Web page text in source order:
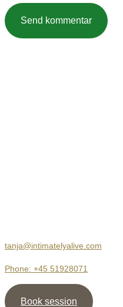
tanja@intimatelyalive.com
Phone: +45 51928071
Book session